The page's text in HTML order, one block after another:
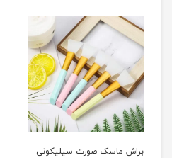
براش ماسک صورت سیلیکونی